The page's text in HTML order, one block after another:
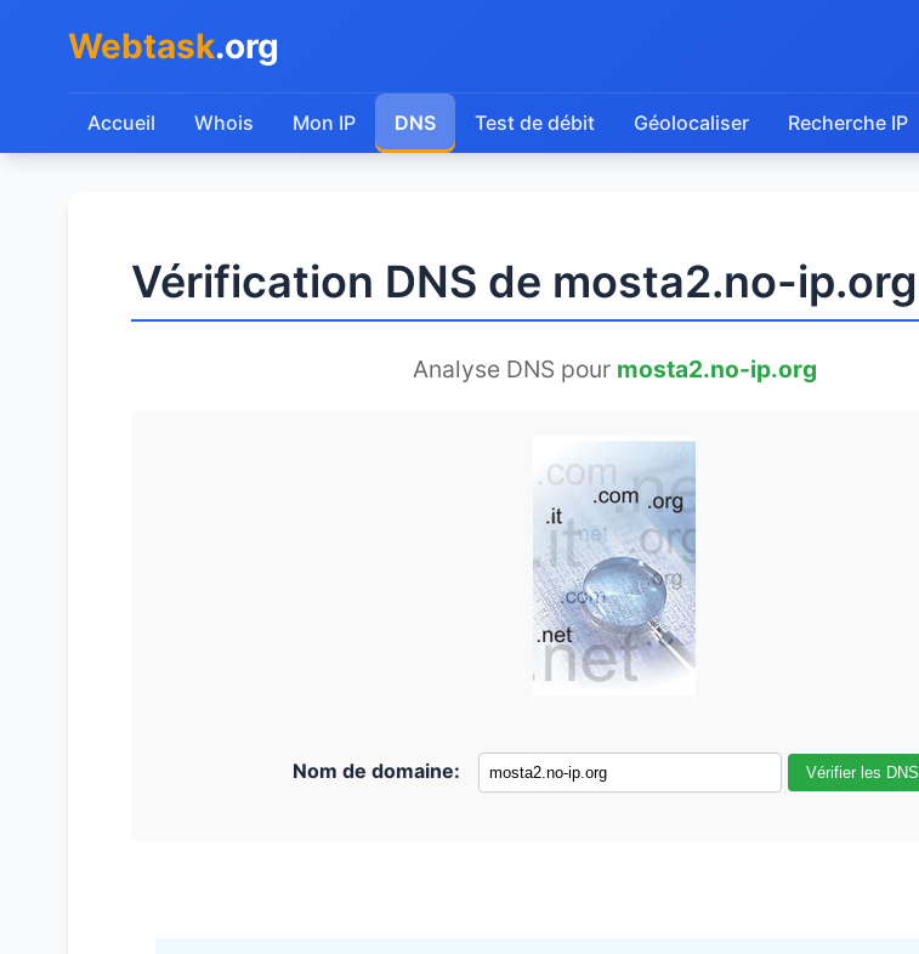
Webtask.org
Accueil Whois Mon IP DNS Test de débit Géolocaliser Recherche IP
Vérification DNS de mosta2.no-ip.org
Analyse DNS pour mosta2.no-ip.org
Nom de domaine: Vérifier les DNS